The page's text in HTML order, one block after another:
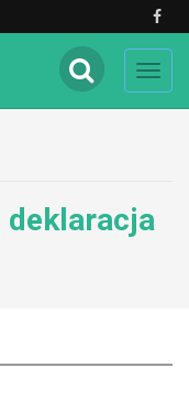
deklaracja